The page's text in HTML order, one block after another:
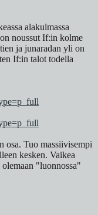
alakulmassa
noussut If:in kolme
ja junaradan yli on
If:in talot todella
osa. Tuo massiivisempi
kesken. Vaikea
olemaan "luonnossa"